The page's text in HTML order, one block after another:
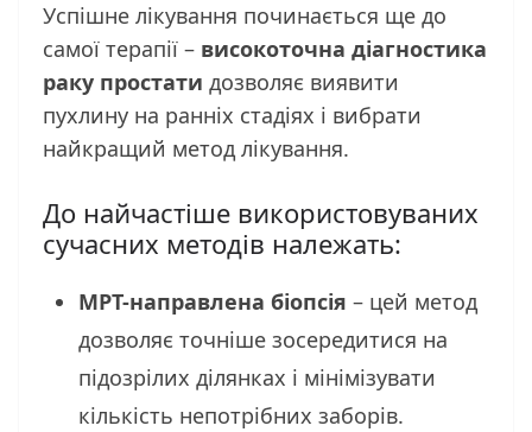
Успішне лікування починається ще до
самої терапії – високоточна діагностика
раку простати дозволяє виявити
пухлину на ранніх стадіях і вибрати
найкращий метод лікування.
До найчастіше використовуваних
сучасних методів належать:
МРТ-направлена біопсія – цей метод
дозволяє точніше зосередитися на
підозрілих ділянках і мінімізувати
кількість непотрібних заборів.